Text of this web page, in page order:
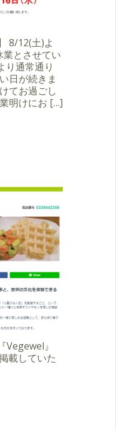
8/12(土)よ
業とさせてい
り通常通り
日が続きま
てお過ごし
明けにお […]
Vegewel』
載していた